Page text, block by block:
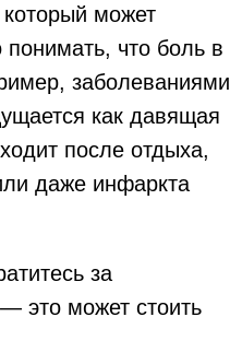
может
что боль в
заболеваниями
как давящая
после отдыха,
даже инфаркта
за
это может стоить